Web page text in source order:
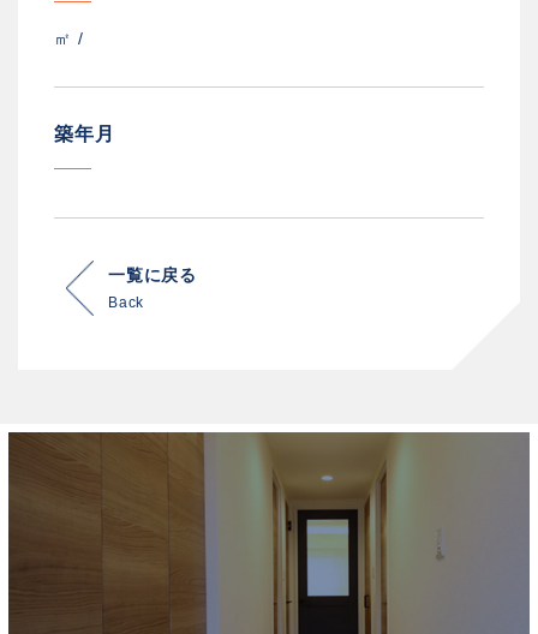
㎡ /
築年月
一覧に戻る
Back